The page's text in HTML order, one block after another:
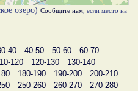
озеро) Сообщите нам , если место на
40 40-50 50-60
60-70
120 120-130
130-140
180-190 190-200
200-210
250-260 260-270
270-280